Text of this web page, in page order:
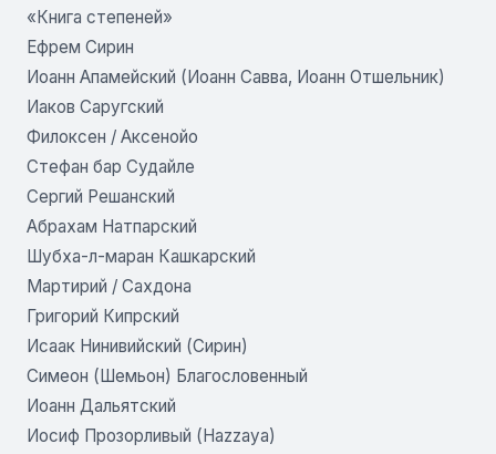
«Книга степеней»
Ефрем Сирин
Иоанн Апамейский (Иоанн Савва, Иоанн Отшельник)
Иаков Саругский
Филоксен / Аксенойо
Стефан бар Судайле
Сергий Решанский
Абрахам Натпарский
Шубха-л-маран Кашкарский
Мартирий / Сахдона
Григорий Кипрский
Исаак Нинивийский (Сирин)
Симеон (Шемьон) Благословенный
Иоанн Дальятский
Иосиф Прозорливый (Hazzaya)